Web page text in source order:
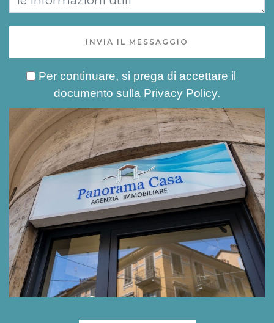
INVIA IL MESSAGGIO
Per continuare, si prega di accettare il
documento sulla Privacy Policy.